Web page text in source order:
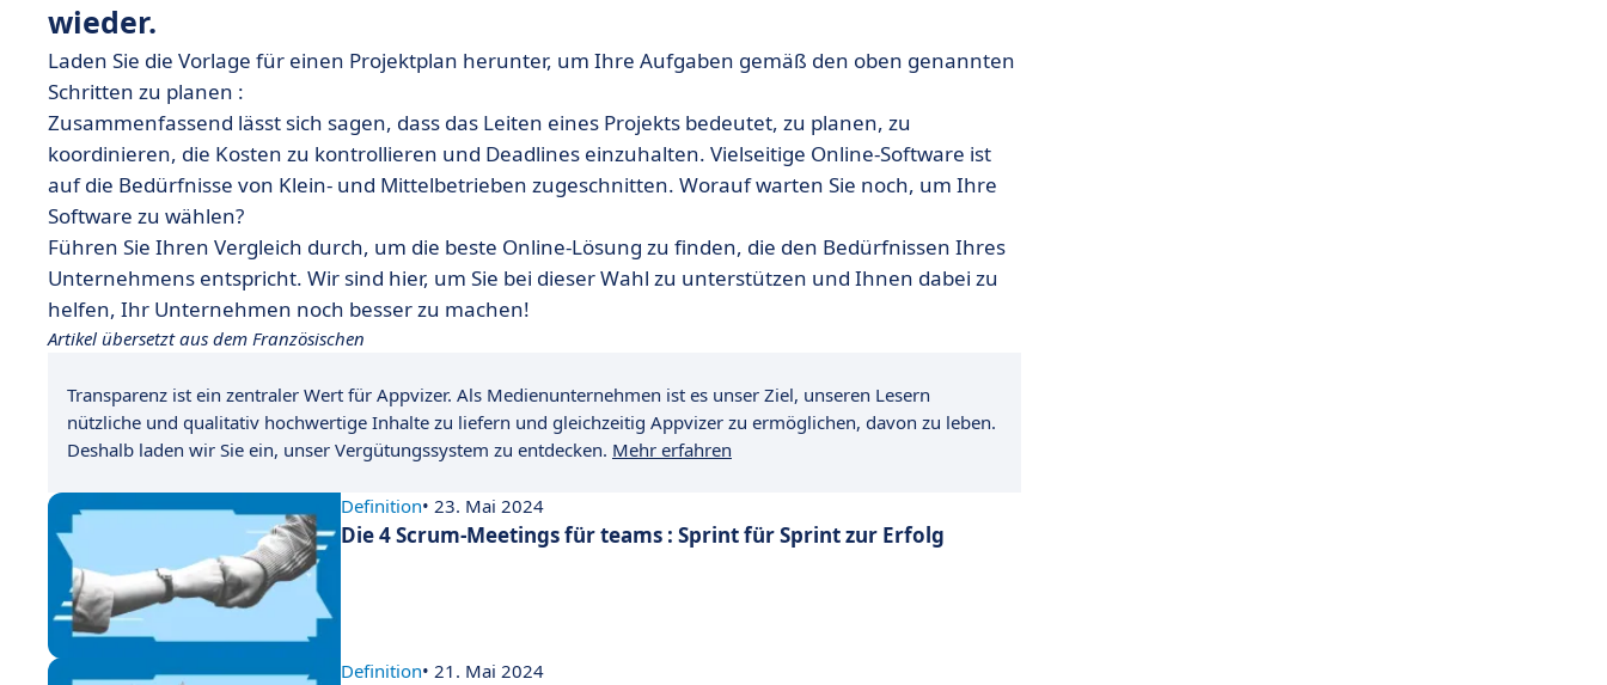
wieder.
Laden Sie die Vorlage für einen Projektplan herunter, um Ihre Aufgaben gemäß den oben genannten
Schritten zu planen :
Zusammenfassend lässt sich sagen, dass das Leiten eines Projekts bedeutet, zu planen, zu
koordinieren, die Kosten zu kontrollieren und Deadlines einzuhalten. Vielseitige Online-Software ist
auf die Bedürfnisse von Klein- und Mittelbetrieben zugeschnitten. Worauf warten Sie noch, um Ihre
Software zu wählen?
Führen Sie Ihren Vergleich durch, um die beste Online-Lösung zu finden, die den Bedürfnissen Ihres
Unternehmens entspricht. Wir sind hier, um Sie bei dieser Wahl zu unterstützen und Ihnen dabei zu
helfen, Ihr Unternehmen noch besser zu machen!
Artikel übersetzt aus dem Französischen
Transparenz ist ein zentraler Wert für Appvizer. Als Medienunternehmen ist es unser Ziel, unseren Lesern
nützliche und qualitativ hochwertige Inhalte zu liefern und gleichzeitig Appvizer zu ermöglichen, davon zu leben.
Deshalb laden wir Sie ein, unser Vergütungssystem zu entdecken. Mehr erfahren
Definition• 23. Mai 2024
Die 4 Scrum-Meetings für teams : Sprint für Sprint zur Erfolg
Definition• 21. Mai 2024